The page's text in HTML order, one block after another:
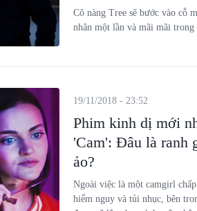
Cô nàng Tree sẽ bước vào cỗ
nhân một lần và mãi mãi
Phim kinh dị mới
'Cam': Đâu là ranh
ảo?
19/11/2018 - 23:52
Ngoài việc là một camgirl
hiểm nguy và tủi nhục, bên